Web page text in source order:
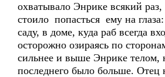
охватывало Энрике всякий
стоило попасться ему на
саду, в доме, куда раб всегда
осторожно озираясь по
сильнее и выше Энрике телом,
последнего было больше. Отец